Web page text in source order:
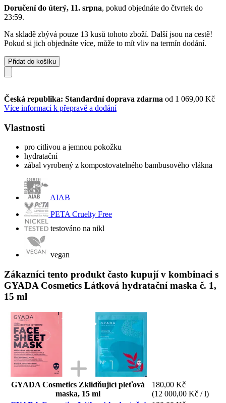
Doručení do úterý, 11. srpna, pokud objednáte do čtvrtek do
23:59.
Na skladě zbývá pouze 13 kusů tohoto zboží. Další jsou na cestě!
Pokud si jich objednáte více, může to mít vliv na termín dodání.
Přidat do košíku
Česká republika: Standardní doprava zdarma od 1 069,00 Kč
Více informací k přepravě a dodání
Vlastnosti
pro citlivou a jemnou pokožku
hydratační
zábal vyrobený z kompostovatelného bambusového vlákna
AIAB
PETA Cruelty Free
testováno na nikl
vegan
Zákazníci tento produkt často kupují v kombinaci s
GYADA Cosmetics Látková hydratační maska č. 1,
15 ml
GYADA Cosmetics Zklidňující pleťová
maska, 15 ml
180,00 Kč
(12 000,00 Kč / l)